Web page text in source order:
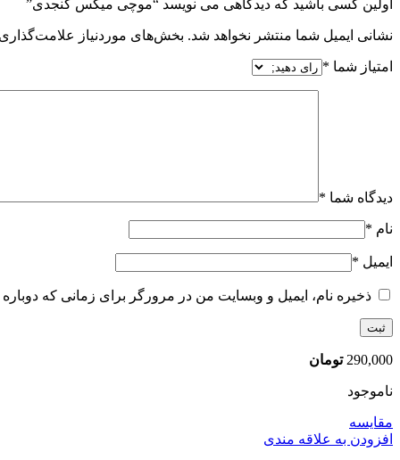
اولین کسی باشید که دیدگاهی می نویسد “موچی میکس کنجدی”
نشانی ایمیل شما منتشر نخواهد شد. بخش‌های موردنیاز
امتیاز شما *
دیدگاه شما *
نام *
ایمیل *
ذخیره نام، ایمیل و وبسایت من در مرورگر برای زمانی که
290,000 تومان
ناموجود
مقایسه
افزودن به علاقه مندی